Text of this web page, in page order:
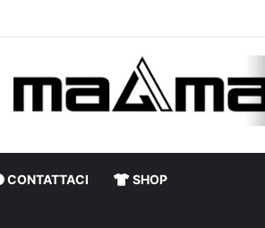
CONTATTACI SHOP